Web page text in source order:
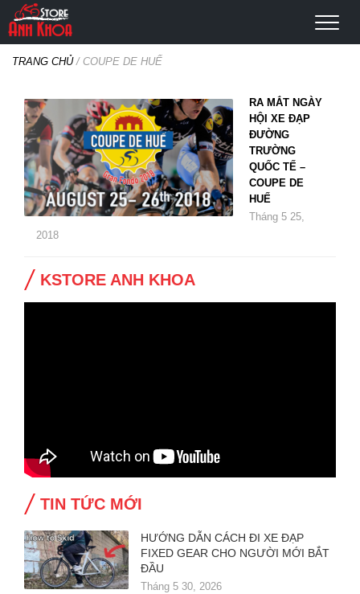
TRANG CHỦ/ COUPE DE HUẾ
RA MẮT NGÀY
HỘI XE ĐẠP
ĐƯỜNG
TRƯỜNG
QUỐC TẾ –
COUPE DE
HUẾ
Tháng 5 25,
2018
KSTORE ANH KHOA
TIN TỨC MỚI
HƯỚNG DẪN CÁCH ĐI XE ĐẠP
FIXED GEAR CHO NGƯỜI MỚI BẮT
ĐẦU
Tháng 5 30, 2026